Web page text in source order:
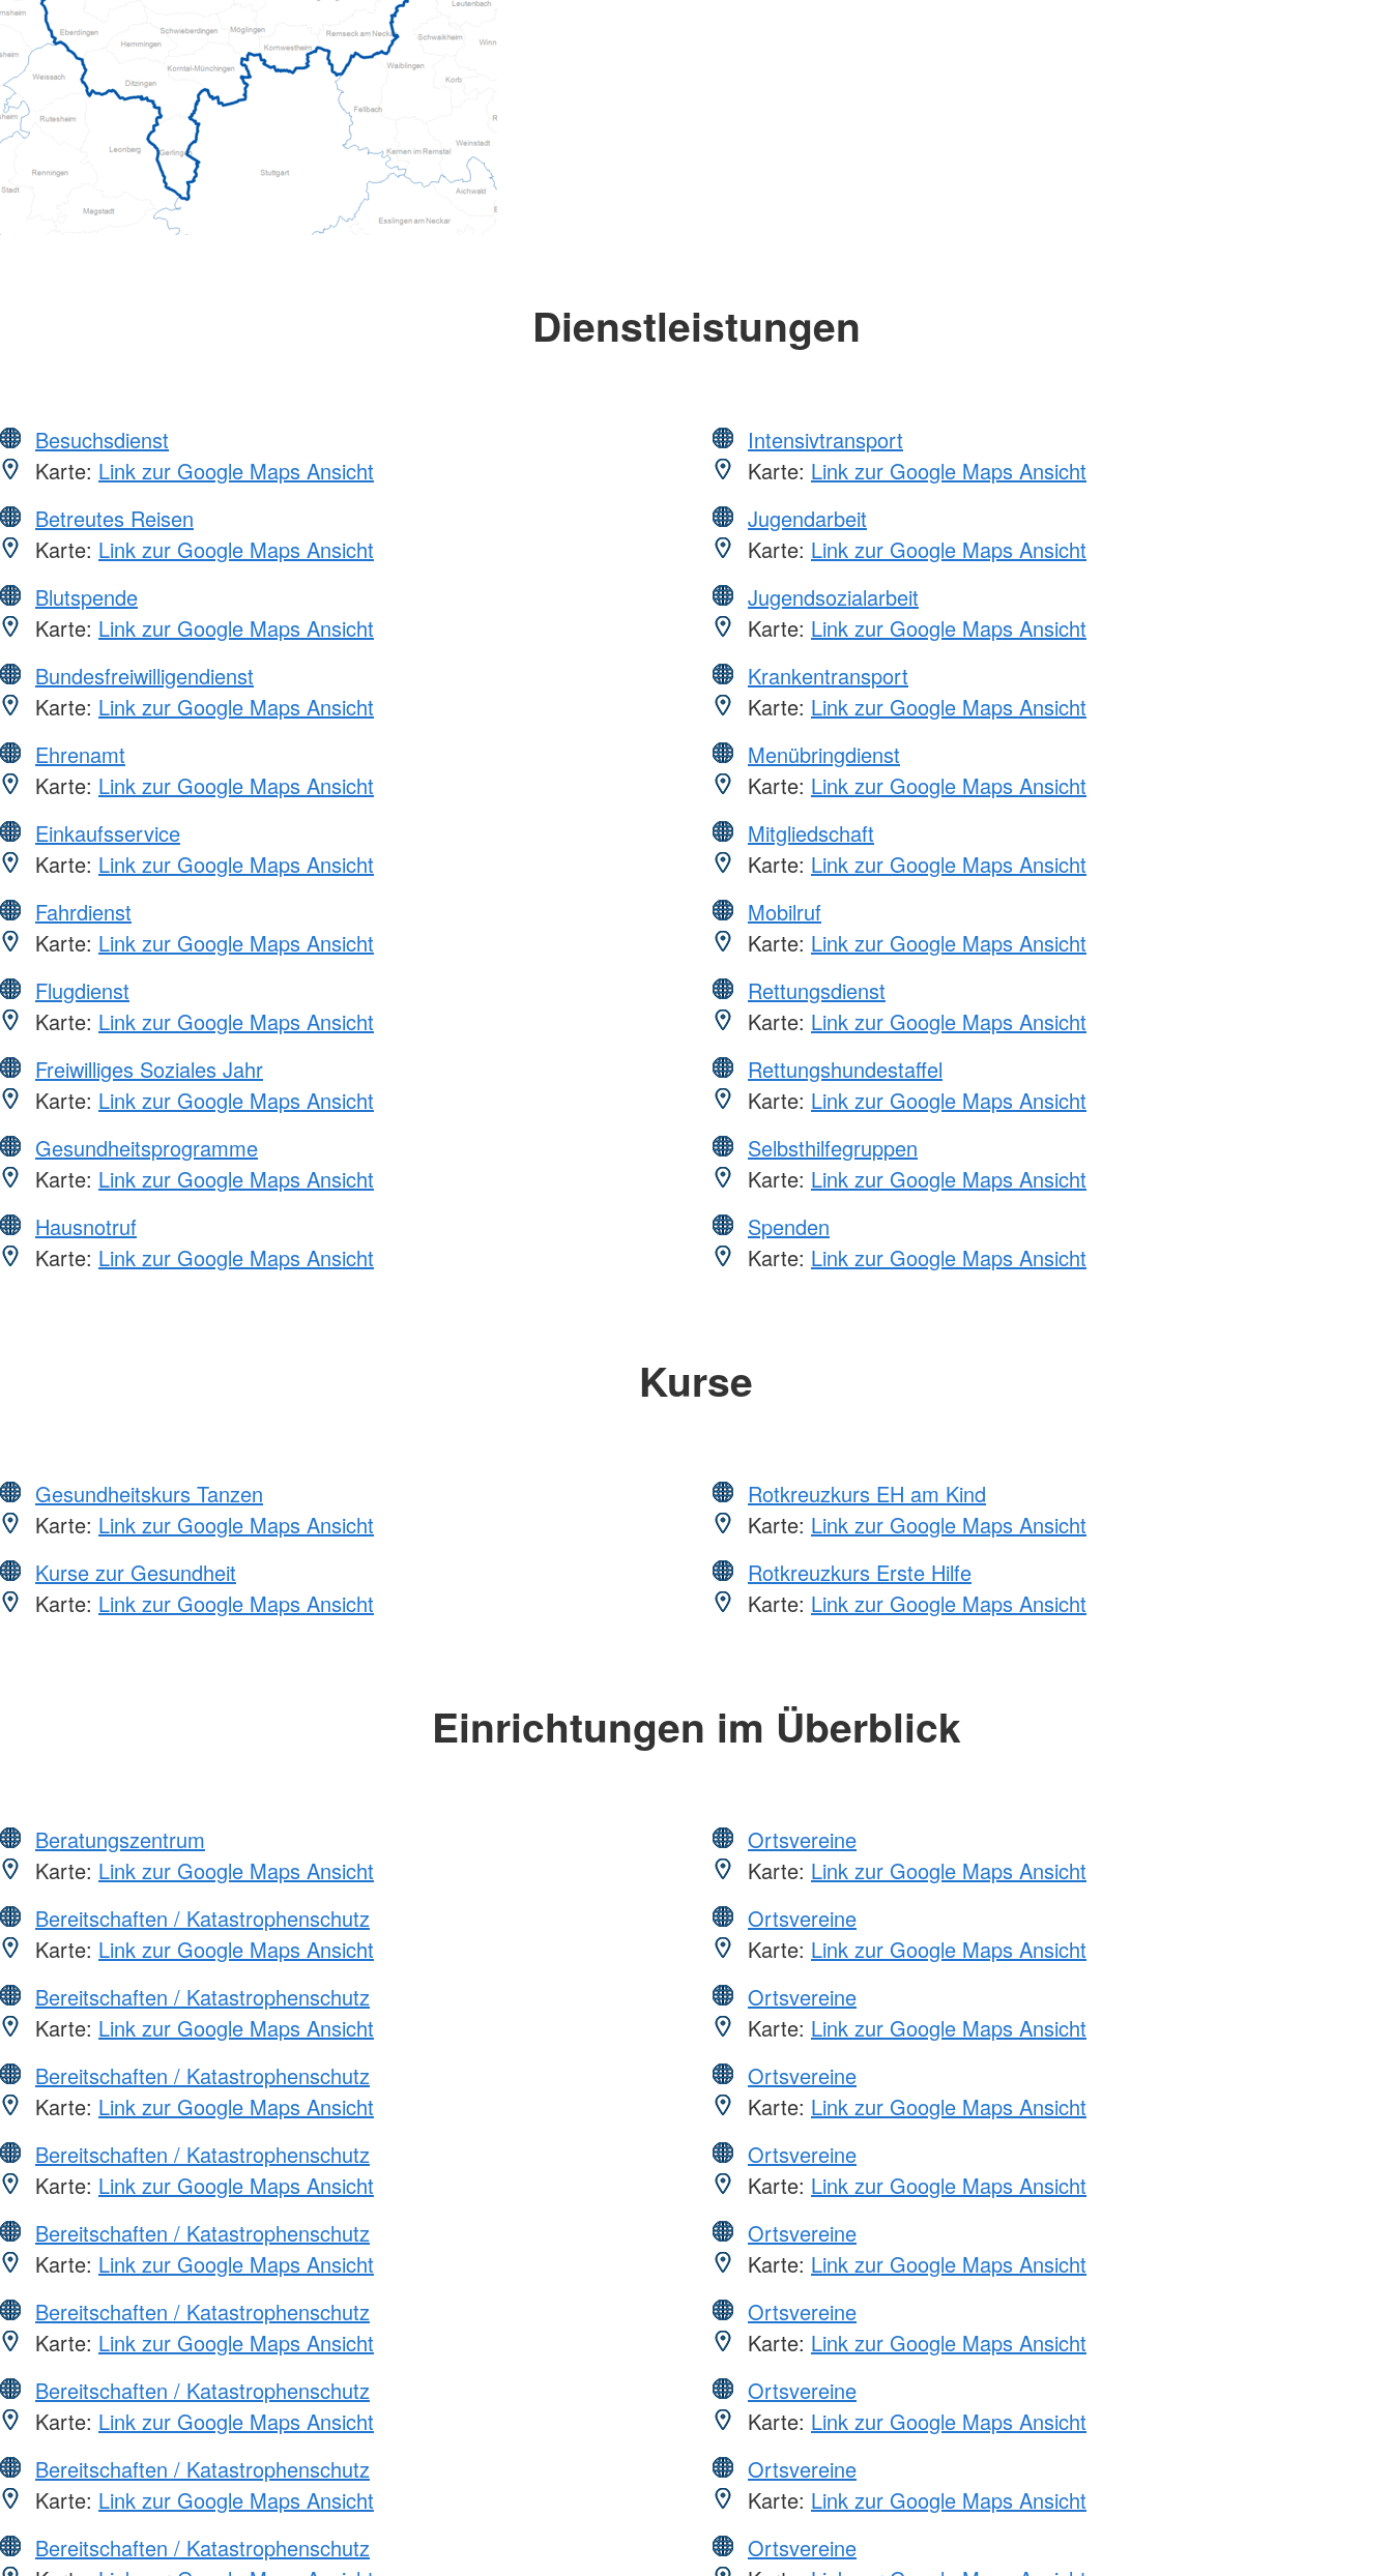
Dienstleistungen
Besuchsdienst
Karte: Link zur Google Maps Ansicht
Betreutes Reisen
Karte: Link zur Google Maps Ansicht
Blutspende
Karte: Link zur Google Maps Ansicht
Bundesfreiwilligendienst
Karte: Link zur Google Maps Ansicht
Ehrenamt
Karte: Link zur Google Maps Ansicht
Einkaufsservice
Karte: Link zur Google Maps Ansicht
Fahrdienst
Karte: Link zur Google Maps Ansicht
Flugdienst
Karte: Link zur Google Maps Ansicht
Freiwilliges Soziales Jahr
Karte: Link zur Google Maps Ansicht
Gesundheitsprogramme
Karte: Link zur Google Maps Ansicht
Hausnotruf
Karte: Link zur Google Maps Ansicht
Intensivtransport
Karte: Link zur Google Maps Ansicht
Jugendarbeit
Karte: Link zur Google Maps Ansicht
Jugendsozialarbeit
Karte: Link zur Google Maps Ansicht
Krankentransport
Karte: Link zur Google Maps Ansicht
Menübringdienst
Karte: Link zur Google Maps Ansicht
Mitgliedschaft
Karte: Link zur Google Maps Ansicht
Mobilruf
Karte: Link zur Google Maps Ansicht
Rettungsdienst
Karte: Link zur Google Maps Ansicht
Rettungshundestaffel
Karte: Link zur Google Maps Ansicht
Selbsthilfegruppen
Karte: Link zur Google Maps Ansicht
Spenden
Karte: Link zur Google Maps Ansicht
Kurse
Gesundheitskurs Tanzen
Karte: Link zur Google Maps Ansicht
Kurse zur Gesundheit
Karte: Link zur Google Maps Ansicht
Rotkreuzkurs EH am Kind
Karte: Link zur Google Maps Ansicht
Rotkreuzkurs Erste Hilfe
Karte: Link zur Google Maps Ansicht
Einrichtungen im Überblick
Beratungszentrum
Karte: Link zur Google Maps Ansicht
Bereitschaften / Katastrophenschutz
Karte: Link zur Google Maps Ansicht
Bereitschaften / Katastrophenschutz
Karte: Link zur Google Maps Ansicht
Bereitschaften / Katastrophenschutz
Karte: Link zur Google Maps Ansicht
Bereitschaften / Katastrophenschutz
Karte: Link zur Google Maps Ansicht
Bereitschaften / Katastrophenschutz
Karte: Link zur Google Maps Ansicht
Bereitschaften / Katastrophenschutz
Karte: Link zur Google Maps Ansicht
Bereitschaften / Katastrophenschutz
Karte: Link zur Google Maps Ansicht
Bereitschaften / Katastrophenschutz
Karte: Link zur Google Maps Ansicht
Bereitschaften / Katastrophenschutz
Ortsvereine
Karte: Link zur Google Maps Ansicht
Ortsvereine
Karte: Link zur Google Maps Ansicht
Ortsvereine
Karte: Link zur Google Maps Ansicht
Ortsvereine
Karte: Link zur Google Maps Ansicht
Ortsvereine
Karte: Link zur Google Maps Ansicht
Ortsvereine
Karte: Link zur Google Maps Ansicht
Ortsvereine
Karte: Link zur Google Maps Ansicht
Ortsvereine
Karte: Link zur Google Maps Ansicht
Ortsvereine
Karte: Link zur Google Maps Ansicht
Ortsvereine